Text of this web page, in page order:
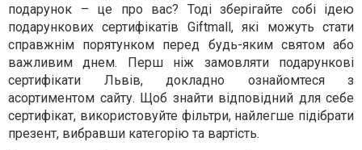
подарунок – це про вас? Тоді зберігайте собі ідею
подарункових сертифікатів Giftmall, які можуть стати
справжнім порятунком перед будь-яким святом або
важливим днем. Перш ніж замовляти подарункові
сертифікати Львів, докладно ознайомтеся з
асортиментом сайту. Щоб знайти відповідний для себе
сертифікат, використовуйте фільтри, найлегше підібрати
презент, вибравши категорію та вартість.